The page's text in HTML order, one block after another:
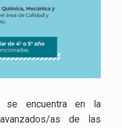
se encuentra en la
as de las